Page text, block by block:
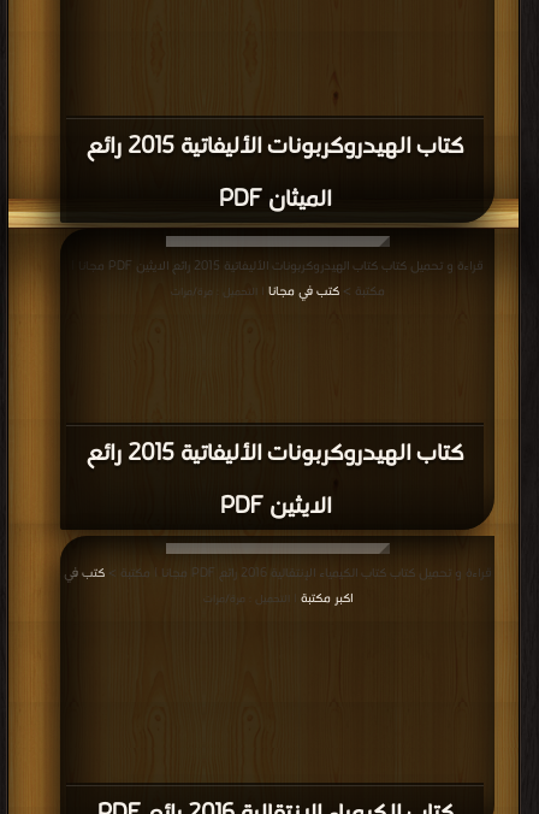
كتاب الهيدروكربونات الأليفاتية 2015 رائع
الميثان PDF
كتاب الهيدروكربونات الأليفاتية 2015 رائع
الايثين PDF
قراءة و تحميل كتاب كتاب الهيدروكربونات الأليفاتية 2015 رائع الايثين PDF مجانا |
مكتبة >كتب في مجانا
كتاب الكيمياء الإنتقالية 2016 رائع PDF
قراءة و تحميل كتاب كتاب الكيمياء الإنتقالية 2016 رائع PDF مجانا | مكتبة >
كتب في
اكبر مكتبة